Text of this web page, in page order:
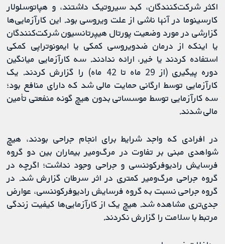
اکثر شرکت‌کنندگان، کبد سیروتیک داشتند، و هپاتوسلولار
کارسینوما در آنها ناشی از علت ویروسی بود. این کارآزمایی‌ها
گزارشی در مورد وضعیت پورتال هیپرتانسیون شرکت‌کنندگان
یا اینکه از درمان ضدویروسی کمکی یا ایمونوتراپی کمکی
استفاده کردند یا خیر، ارائه ندادند. سه کارآزمایی میانگین
دوره پیگیری (از 29 ماه تا 42 ماه) را گزارش کردند. یک
کارآزمایی توسط ارگانی حمایت مالی شد که دارای منافع بود؛
سه کارآزمایی توسط موسساتی بدون هیچ گونه منفعتی تأمین
مالی شدند.
در افرادی که واجد شرایط برای انجام جراحی بودند، هیچ
شواهدی مبنی بر تفاوت در مرگ‌ومیر بیماران بین دو گروه
فرسایش رادیوفرکوئنسی و جراحی وجود نداشت؛ اگرچه در
گروه جراحی مرگ‌ومیر کمتری در اثر سرطان گزارش شد. در
گروه جراحی نسبت به گروه فرسایش رادیوفرکوئنسی، عوارض
جدی‌تری مشاهده شد. هیچ یک از کارآزمایی‌ها کیفیت زندگی
مرتبط با سلامت را گزارش نکردند.